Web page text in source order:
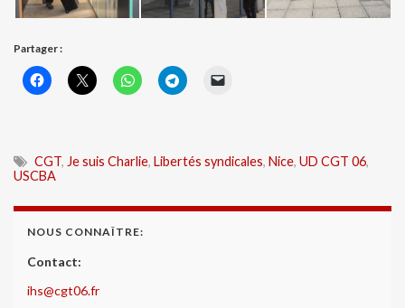
Partager :
CGT, Je suis Charlie, Libertés syndicales, Nice, UD CGT 06,
USCBA
NOUS CONNAÎTRE:
Contact:
ihs@cgt06.fr